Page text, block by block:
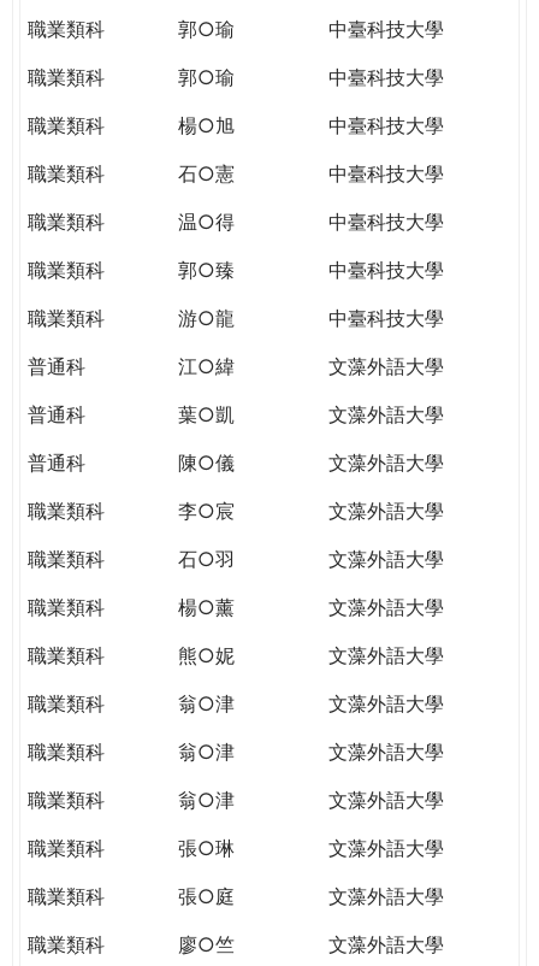
職業類科
郭○瑜
中臺科技大學
職業類科
郭○瑜
中臺科技大學
職業類科
楊○旭
中臺科技大學
職業類科
石○憲
中臺科技大學
職業類科
温○得
中臺科技大學
職業類科
郭○臻
中臺科技大學
職業類科
游○龍
中臺科技大學
普通科
江○緯
文藻外語大學
普通科
葉○凱
文藻外語大學
普通科
陳○儀
文藻外語大學
職業類科
李○宸
文藻外語大學
職業類科
石○羽
文藻外語大學
職業類科
楊○薰
文藻外語大學
職業類科
熊○妮
文藻外語大學
職業類科
翁○津
文藻外語大學
職業類科
翁○津
文藻外語大學
職業類科
翁○津
文藻外語大學
職業類科
張○琳
文藻外語大學
職業類科
張○庭
文藻外語大學
職業類科
廖○竺 文藻外語大學